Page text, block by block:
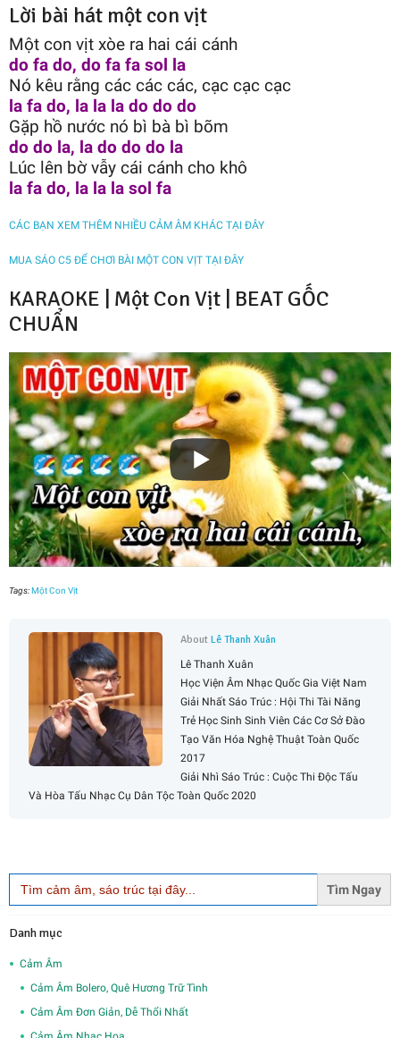
Lời bài hát một con vịt
Một con vịt xòe ra hai cái cánh
do fa do, do fa fa sol la
Nó kêu rằng các các các, cạc cạc cạc
la fa do, la la la do do do
Gặp hồ nước nó bì bà bì bõm
do do la, la do do do la
Lúc lên bờ vẫy cái cánh cho khô
la fa do, la la la sol fa
CÁC BẠN XEM THÊM NHIỀU CẢM ÂM KHÁC TẠI ĐÂY
MUA SÁO C5 ĐỂ CHƠI BÀI MỘT CON VỊT TẠI ĐÂY
KARAOKE | Một Con Vịt | BEAT GỐC
CHUẨN
Tags:Một Con Vịt
AboutLê Thanh Xuân
Lê Thanh Xuân
Học Viện Âm Nhạc Quốc Gia Việt Nam
Giải Nhất Sáo Trúc : Hội Thi Tài Năng
Trẻ Học Sinh Sinh Viên Các Cơ Sở Đào
Tạo Văn Hóa Nghệ Thuật Toàn Quốc
2017
Giải Nhì Sáo Trúc : Cuộc Thi Độc Tấu
Và Hòa Tấu Nhạc Cụ Dân Tộc Toàn Quốc 2020
Search
for:
Danh mục
Cảm Âm
Cảm Âm Bolero, Quê Hương Trữ Tình
Cảm Âm Đơn Giản, Dễ Thổi Nhất